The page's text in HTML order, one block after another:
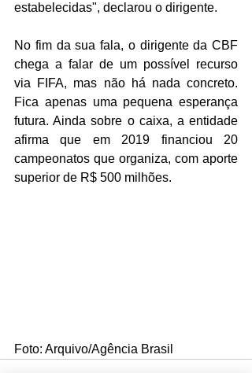
estabelecidas", declarou o dirigente.
No fim da sua fala, o dirigente da CBF
chega a falar de um possível recurso
via FIFA, mas não há nada concreto.
Fica apenas uma pequena esperança
futura. Ainda sobre o caixa, a entidade
afirma que em 2019 financiou 20
campeonatos que organiza, com aporte
superior de R$ 500 milhões.
Foto: Arquivo/Agência Brasil